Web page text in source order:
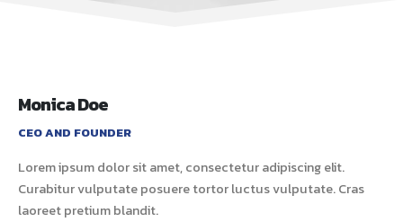
Monica Doe
CEO AND FOUNDER
Lorem ipsum dolor sit amet, consectetur adipiscing elit.
Curabitur vulputate posuere tortor luctus vulputate. Cras
laoreet pretium blandit.